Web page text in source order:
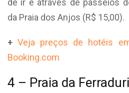
de ir é através de passeios
da Praia dos Anjos (R$ 15,00).
+ Veja preços de hotéis
Booking.com
4 – Praia da